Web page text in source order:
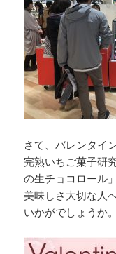
さて、バレンタイ
完熟いちご菓子研
の生チョコロール
美味しさ大切な人
いかがでしょうか。